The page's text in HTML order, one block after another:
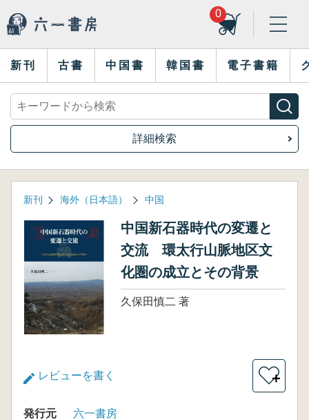
0
新刊 古書 中国書 韓国書 電子書籍
詳細検索
新刊 海外（日本語） 中国
中国新石器時代の変遷と
交流 環太行山脈地区文
化圏の成立とその背景
久保田慎二 著
レビューを書く ＋
発行元
六一書房